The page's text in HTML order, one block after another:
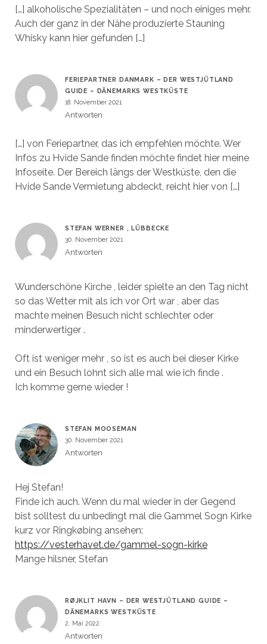
[…] alkoholische Spezialitäten – und noch einiges mehr.
Auch der ganz in der Nähe produzierte Stauning
Whisky kann hier gefunden […]
FERIEPARTNER DANMARK – DER WESTJÜTLAND
GUIDE – DÄNEMARKS WESTKÜSTE
18. November 2021
Antworten
[…] von Feriepartner, das ich empfehlen möchte. Wer
Infos zu Hvide Sande finden möchte findet hier meine
Infoseite. Der Bereich längs der Westküste, den die
Hvide Sande Vermietung abdeckt, reicht hier von […]
STEFAN WERNER , LÜBBECKE
30. November 2021
Antworten
Wunderschöne Kirche , leider spielte an den Tag nicht
so das Wetter mit als ich vor Ort war , aber das
machte meinen Besuch nicht schlechter oder
minderwertiger .
Oft ist weniger mehr , so ist es auch bei dieser Kirke
und ein Besuch lohnt sich alle mal wie ich finde .
Ich komme gerne wieder !
STEFAN MOOSEMAN
30. November 2021
Antworten
Hej Stefan!
Finde ich auch. Wenn du mal wieder in der Gegend
bist solltest du unbedingt mal die Gammel Sogn Kirke
kurz vor Ringkøbing ansehen:
https://vesterhavet.de/gammel-sogn-kirke
Mange hilsner, Stefan
RØJKLIT HAVN – DER WESTJÜTLAND GUIDE –
DÄNEMARKS WESTKÜSTE
2. Mai 2022
Antworten